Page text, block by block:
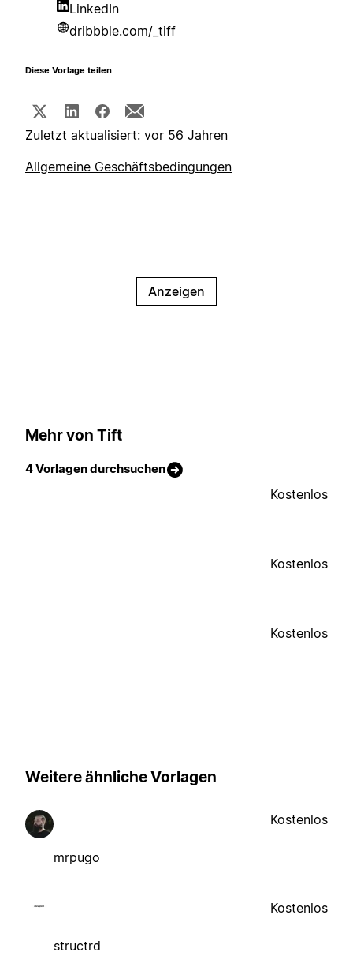
LinkedIn
dribbble.com/_tiff
Diese Vorlage teilen
Zuletzt aktualisiert: vor 56 Jahren
Allgemeine Geschäftsbedingungen
Anzeigen
Mehr von Tift
4 Vorlagen durchsuchen
Kostenlos
Kostenlos
Kostenlos
Weitere ähnliche Vorlagen
mrpugo
Kostenlos
structrd
Kostenlos